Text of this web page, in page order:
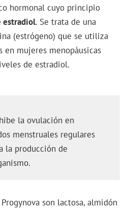
hormonal cuyo principio
estradiol. Se trata de una
(estrógeno) que se utiliza
en mujeres menopáusicas
de estradiol.
la ovulación en
menstruales regulares
la producción de
son lactosa, almidón